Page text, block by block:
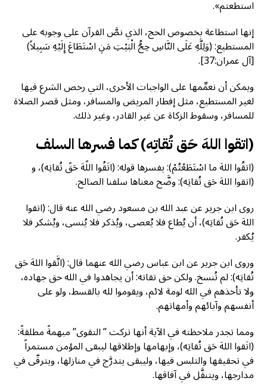
استطعتم».
إنها استطاعة بخصوص الحج، الذي نصَّ القرآن على وجوبه على
المستطيع: (وَلِلَّهِ عَلَى النَّاسِ حِجُّ الْبَيْتِ مَنِ اسْتَطَاعَ إِلَيْهِ سَبِيلاً)
[آل عمران:37].
ويمكن أن نعمِّمها على الواجبات الأخرى، التي رخص الشرع فيها
لغير المستطيع، مثل إفطار المريض والمسافر، ومثل قصر الصلاة
للمسافر، وسقوط الزكاة عن غير القادر، وغير ذلك.
(اتقوا اللهَ حَق تُقاتِه) كما فسرها السلف
(اتقُوا اللهَ ما اسْتَطَعْتُمْ): يفسرها قوله: (اتَقُوا اللًهَ حَقً تُقاتِه)، و
(اتقوا اللهَ حَق تُقاتِه): وضَّح معناها سلفنا الصالح.
روى ابن جرير عن عبد الله بن مسعود رضي الله عنه قال: (اتقوا
اللهَ حَق تُقاتِه)، أن يُطاع فلا يُعصى، ويُذكر فلا يُنسى، ويُشكر فلا
يُكفر.
وروى ابن جرير عن ابن عباس رضي الله عنهما قال: (اتَّقوا اللهَ حَق
تُقاتِه): لم تُنسخ. ولكن حق تقاته: أن يجاهدوا في الله حق جهاده،
ولا تأخذهم في الله لومة لائم، ويقوموا لله بالقسط، ولو على
أنفسهم وآبائهم وأمهاتهم.
ومما تجدر ملاحظته في الآية أنها تركت ” التقوى” مبهمةً مطلقةً:
(اتَقوا اللهَ حَق تُقاتِه)، وإبهامها وإطلاقها ليبقى المؤمن مستمراً
في تحقيقها والتلبس فيها، وليبقى يتدرَّج في منازلها، ويترقّى في
مدارجها، ويتنقَّل في آفاقها.